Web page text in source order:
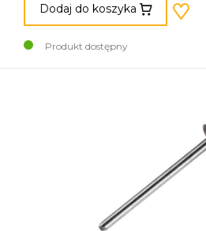
Dodaj do koszyka
Produkt dostępny